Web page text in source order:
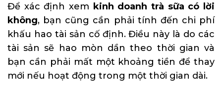
Để xác định xem kinh doanh trà sữa có lời
không, bạn cũng cần phải tính đến chi phí
khấu hao tài sản cố định. Điều này là do các
tài sản sẽ hao mòn dần theo thời gian và
bạn cần phải mất một khoảng tiền để thay
mới nếu hoạt động trong một thời gian dài.